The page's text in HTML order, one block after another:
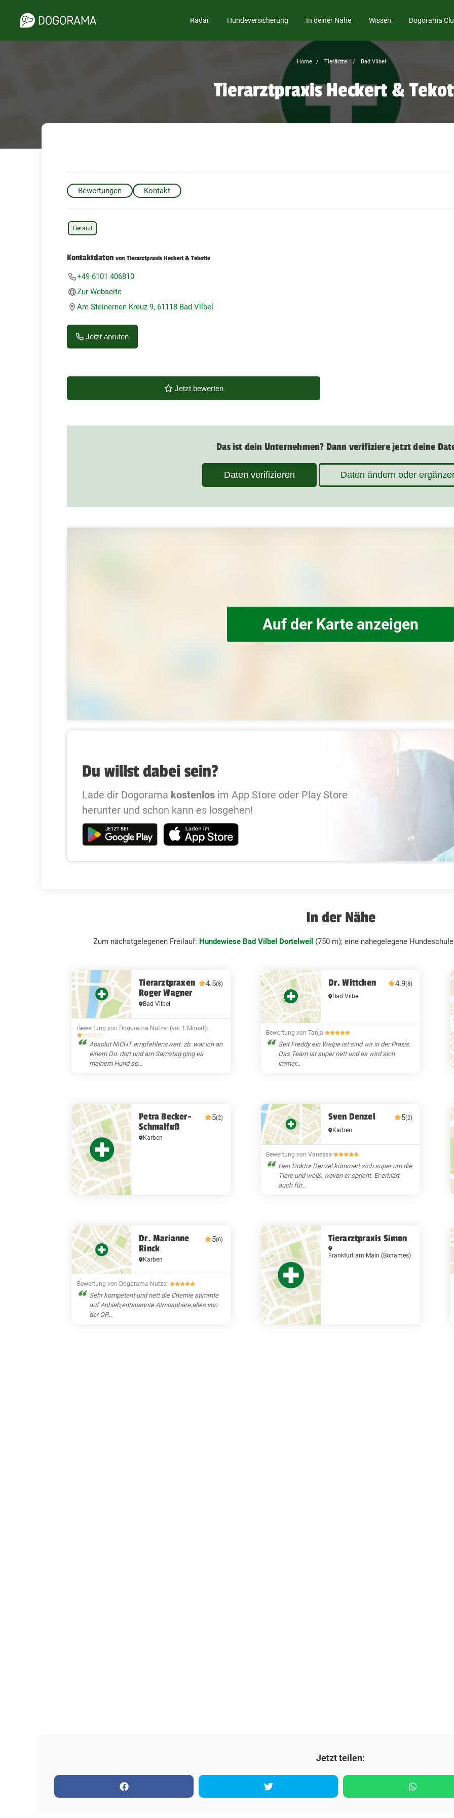
Radar Hundeversicherung In deiner Nähe Wissen Dogorama
Home Tierärzte Bad Vilbel
Tierarztpraxis Heckert &
Bewertungen Kontakt
Tierarzt
Kontaktdaten von Tierarztpraxis Heckert & Tekotte
+49 6101 406810
Zur Webseite
Am Steinernen Kreuz 9, 61118 Bad Vilbel
Jetzt anrufen
Jetzt bewerten
Das ist dein Unternehmen? Dann verifiziere jetzt deine
Daten verifizieren Daten ändern oder
Auf der Karte anzeigen
Du willst dabei sein?
Lade dir Dogorama kostenlos im App Store oder Play Store
herunter und schon kann es losgehen!
In der Nähe
Zum nächstgelegenen Freilauf: Hundewiese Bad Vilbel Dortelweil (750 m); eine nahegelegene
Tierarztpraxen
Roger Wagner
4.5(8)
Bad Vilbel
Bewertung von Dogorama Nutzer (vor 1 Monat)·
Absolut NICHT empfehlenswert. zb. war ich an
einem Do. dort und am Samstag ging es
meinem Hund so...
Dr. Wittchen 4.9(8)
Bad Vilbel
Bewertung von Tanja·
Seit Freddy ein Welpe ist sind wir in der Praxis.
Das Team ist super nett und es wird sich
immer...
Petra Becker-
Schmalfuß
5(2)
Karben
Sven Denzel 5(2)
Karben
Bewertung von Vanessa·
Herr Doktor Denzel kümmert sich super um die
Tiere und weiß, wovon er spricht. Er erklärt
auch für...
Dr. Marianne
Rinck
5(6)
Karben
Bewertung von Dogorama Nutzer·
Sehr kompetent und nett die Chemie stimmte
auf Anhieb,entspannte Atmosphäre,alles von
der OP...
Tierarztpraxis Simon
Frankfurt am Main (Bonames)
Jetzt teilen: